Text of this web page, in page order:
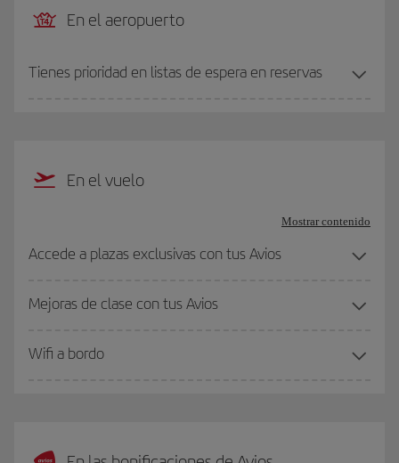
En el aeropuerto
Tienes prioridad en listas de espera en reservas
En el vuelo
Mostrar contenido
Accede a plazas exclusivas con tus Avios
Mejoras de clase con tus Avios
Wifi a bordo